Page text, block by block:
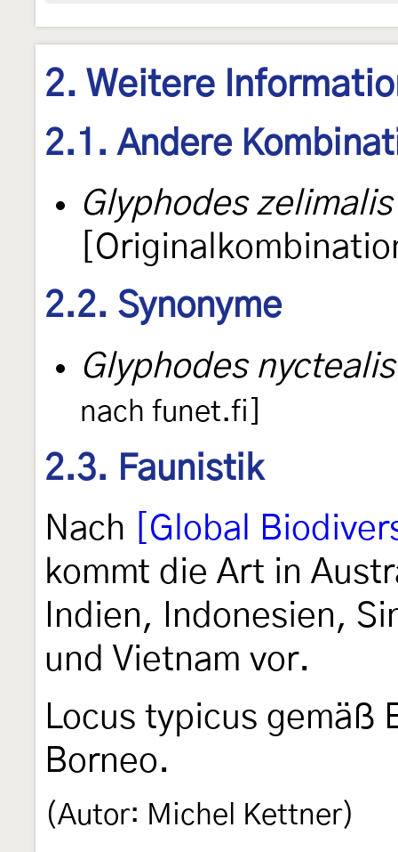
2. Weitere
2.1. Andere
Glyphodes zelimalis
2.2. Synonyme
Glyphodes nyctealis
nach funet.fi]
2.3. Faunistik
Nach
[Global
kommt die Art in
Indien, Indonesien,
und Vietnam vor.
Locus typicus gemäß
Borneo.
(Autor: Michel Kettner)